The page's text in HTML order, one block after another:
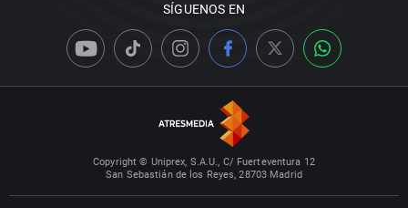
SÍGUENOS EN
Copyright © Uniprex, S.A.U., C/ Fuerteventura 12
San Sebastián de los Reyes, 28703 Madrid